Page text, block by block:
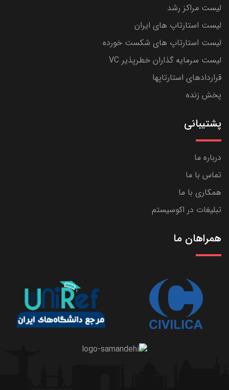
لیست مراکز رشد
لیست استارتاپ های ایران
لیست استارتاپ های شکست خورده
لیست سرمایه گذاران خطرپذیر VC
قراردادهای استارتاپها
پخش زنده
پشتیبانی
درباره ما
تماس با ما
همکاری با ما
تبلیغات در اکوسیستم
همراهان ما